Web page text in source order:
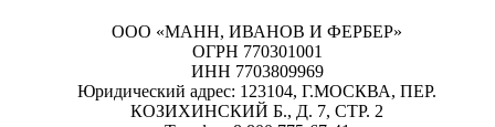
ООО «МАНН, ИВАНОВ И ФЕРБЕР»
ОГРН 770301001
ИНН 7703809969
Юридический адрес: 123104, Г.МОСКВА, ПЕР.
КОЗИХИНСКИЙ Б., Д. 7, СТР. 2